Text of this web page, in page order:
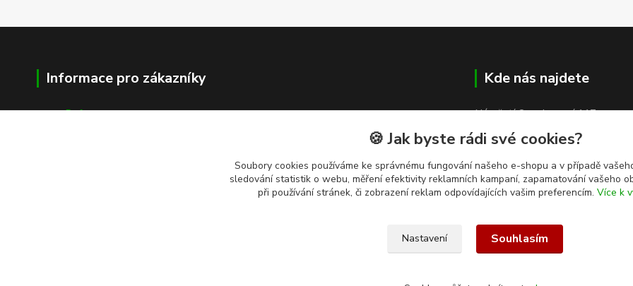
Informace pro zákazníky
Reference
Kde nás najdete
Náměstí Osvobození 117
753 61 Hranice IV - Drahotuše
🍪 Jak byste rádi své cookies?
Soubory cookies používáme ke správnému fungování našeho e-shopu a v případě
sledování statistik o webu, měření efektivity reklamních kampaní, zapamatování vašeho
při používání stránek, či zobrazení reklam odpovídajících vašim preferencím. Více k
Nastavení Souhlasím